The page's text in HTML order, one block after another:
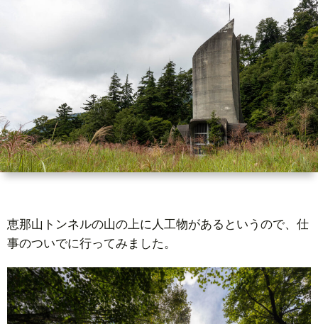
猟
恵那山トンネルの山の上に人工物があるというので、仕
事のついでに行ってみました。